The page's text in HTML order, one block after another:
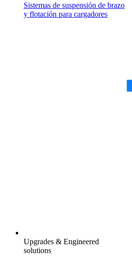
Sistemas de suspensión de brazo
y flotación para cargadores
Upgrades & Engineered
solutions